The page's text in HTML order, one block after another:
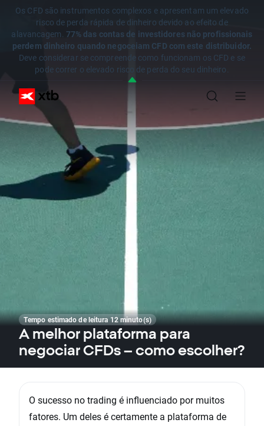
Os CFD são instrumentos complexos e apresentam um elevado
risco de perda rápida de dinheiro devido ao efeito de
alavancagem. 77% das contas de investidores não profissionais
perdem dinheiro quando negoceiam CFD com este distribuidor.
Deve considerar se compreende como funcionam os CFD e se
pode correr o elevado risco de perda do seu dinheiro.
Tempo estimado de leitura 12 minuto(s)
A melhor plataforma para
negociar CFDs – como escolher?
O sucesso no trading é influenciado por muitos
fatores. Um deles é certamente a plataforma de